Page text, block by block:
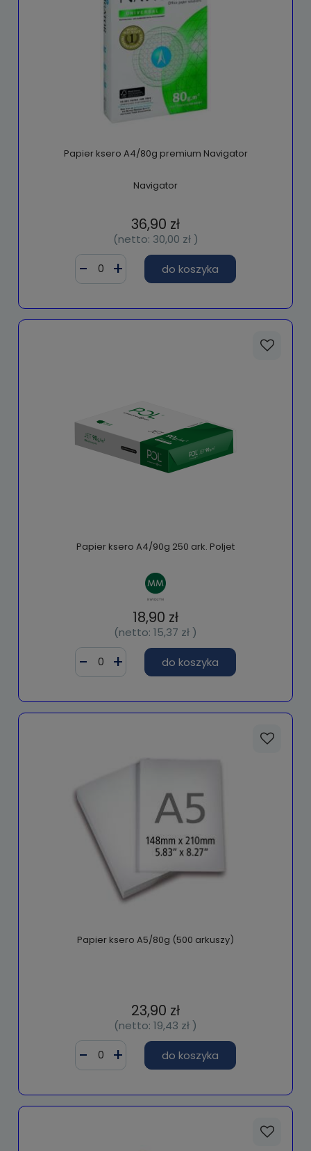
Papier ksero A4/80g premium Navigator
Navigator
36,90 zł
(netto: 30,00 zł)
do koszyka
Papier ksero A4/90g 250 ark. Poljet
18,90 zł
(netto: 15,37 zł )
do koszyka
Papier ksero A5/80g (500 arkuszy)
23,90 zł
(netto: 19,43 zł )
do koszyka